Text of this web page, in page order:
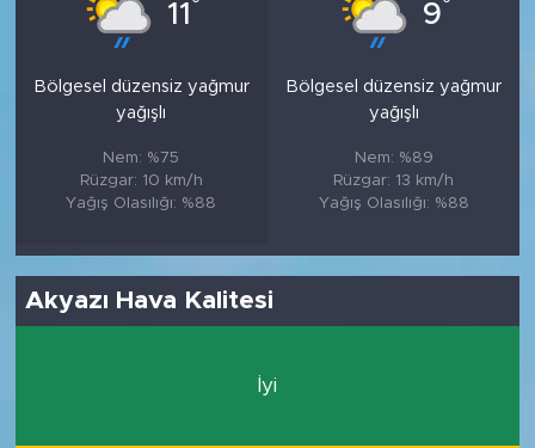
11
Bölgesel düzensiz yağmur
yağışlı
Nem: %75
Rüzgar: 10 km/h
Yağış Olasılığı: %88
9
Bölgesel düzensiz yağmur
yağışlı
Nem: %89
Rüzgar: 13 km/h
Yağış Olasılığı: %88
Akyazı Hava Kalitesi
İyi